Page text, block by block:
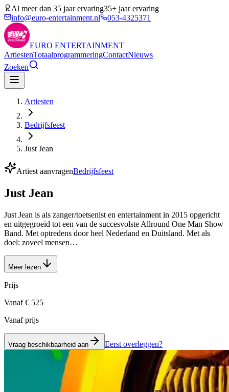
Al meer dan 35 jaar ervaring35+ jaar ervaring
info@euro-entertainment.nl
053-4325371
EURO ENTERTAINMENT
ArtiestenTotaalprogrammeringContactNieuws
Zoeken
Artiesten
Bedrijfsfeest
Just Jean
Artiest aanvragenBedrijfsfeest
Just Jean
Just Jean is als zanger/toetsenist en entertainment in 2015 opgericht
en uitgegroeid tot een van de succesvolste Allround One Man Show
Band. Met optredens door heel Nederland en Duitsland. Met als
doel: zoveel mensen…
Meer lezen
Prijs
Vanaf € 525
Vanaf prijs
Vraag beschikbaarheid aan Eerst overleggen?